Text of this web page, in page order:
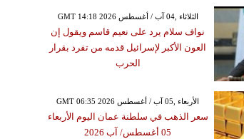
GMT 14:18 2026 الثلاثاء ,04 آب / أغسطس
نواف سلام يرد على نعيم قاسم ويقول إن
العون الأكبر لإسرائيل قدمه من تفرد بقرار
الحرب
GMT 06:35 2026 الأربعاء ,05 آب / أغسطس
سعر الذهب في سلطنة عمان اليوم الأربعاء
05 أغسطس/ آب 2026